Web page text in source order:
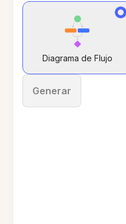
Diagrama de Flujo
Generar